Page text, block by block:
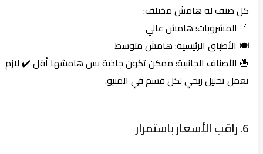
كل صنف له هامش مختلف:
🧃 المشروبات: هامش عالي
🍽️ الأطباق الرئيسية: هامش متوسط
🍟 الأصناف الجانبية: ممكن تكون جاذبة بس هامشها أقل ✔️ لازم
تعمل تحليل ربحي لكل قسم في المنيو.